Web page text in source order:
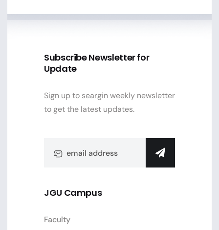
Subscribe Newsletter for
Update
Sign up to seargin weekly newsletter
to get the latest updates.
JGU Campus
Faculty